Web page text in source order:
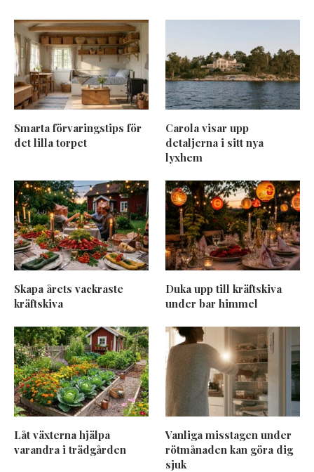
Smarta förvaringstips för
det lilla torpet
Carola visar upp
detaljerna i sitt nya
lyxhem
Skapa årets vackraste
kräftskiva
Duka upp till kräftskiva
under bar himmel
Låt växterna hjälpa
varandra i trädgården
Vanliga misstagen under
rötmånaden kan göra dig
sjuk